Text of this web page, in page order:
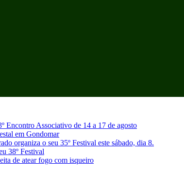
Encontro Associativo de 14 a 17 de agosto
em Gondomar
organiza o seu 35º Festival este sábado, dia 8.
38º Festival
de atear fogo com isqueiro